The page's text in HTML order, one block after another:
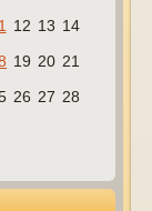
12 13 14
19 20 21
26 27 28